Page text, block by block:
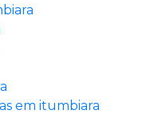
em itumbiara